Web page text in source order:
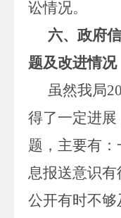
讼情况。
六、政府
题及改进情况
虽然我局
得了一定进
题，主要有
息报送意识
公开有时不